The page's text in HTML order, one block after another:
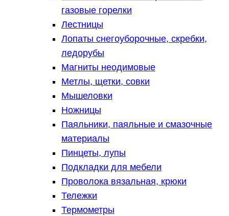
газовые горелки
Лестницы
Лопаты снегоуборочные, скребки,
ледорубы
Магниты неодимовые
Метлы, щетки, совки
Мышеловки
Ножницы
Паяльники, паяльные и смазочные
материалы
Пинцеты, лупы
Подкладки для мебели
Проволока вязальная, крюки
Тележки
Термометры